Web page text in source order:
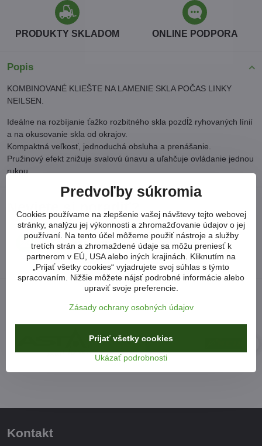
PRODUKTY SKLADOM ONLINE PODPORA
Popis
KOMBINOVANÉ KLIEŠTE NA LAMENIE SKLA POČAS LINKY
NEILSEN.
Ideálne na rozbíjanie ťažko rozbitného skla pozdĺž ryhovaných línií
a na okusovanie skla od okrajov.
Kompaktná veľkosť, jednoduchá obsluha a prenášanie.
Pružinový efekt znižuje svalovú únavu a uľahčuje ovládanie jednou
rukou.
Neviete si poradiť?
arkonsksro​@gmail​.com
Kontakt
Predvoľby súkromia
Cookies používame na zlepšenie vašej návštevy tejto webovej
stránky, analýzu jej výkonnosti a zhromažďovanie údajov o jej
používaní. Na tento účel môžeme použiť nástroje a služby
tretích strán a zhromaždené údaje sa môžu preniesť k
partnerom v EÚ, USA alebo iných krajinách. Kliknutím na
„Prijať všetky cookies“ vyjadrujete svoj súhlas s týmto
spracovaním. Nižšie môžete nájsť podrobné informácie alebo
upraviť svoje preferencie.
Zásady ochrany osobných údajov
Ukázať podrobnosti
Prijať všetky cookies